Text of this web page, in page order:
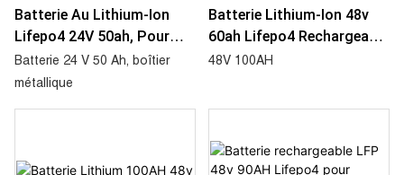
Batterie Au Lithium-Ion
Lifepo4 24V 50ah, Pour
Balayeuse De Sol, Machine
À Récurer Le Nettoyage
Batterie 24 V 50 Ah, boîtier
métallique
Batterie Lithium-Ion 48v
60ah Lifepo4 Rechargeable
Pour Voiturette De Club
48V 100AH